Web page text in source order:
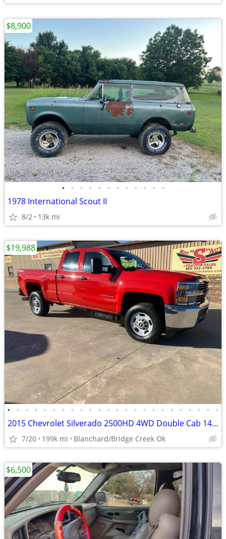
• • • • • • • • • • • •
1978 International Scout II
8/2 13k mi
$8,900
• • • • • • • • • • • • • • • • • • • • • • • •
2015 Chevrolet Silverado 2500HD 4WD Double Cab 144.2 Work Truck
7/20 199k mi Blanchard/Bridge Creek Ok
$19,988
$6,500